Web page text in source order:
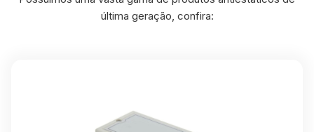
última geração, confira: